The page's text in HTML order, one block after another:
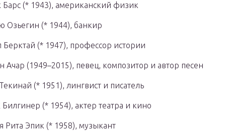
Барс (* 1943), американский физик
Озьегин (* 1944), банкир
Берктай (* 1947), профессор истории
Ачар (1949–2015), певец, композитор и автор песен
(* 1951), лингвист и писатель
Билгинер (* 1954), актер театра и кино
Рита Эпик (* 1958), музыкант